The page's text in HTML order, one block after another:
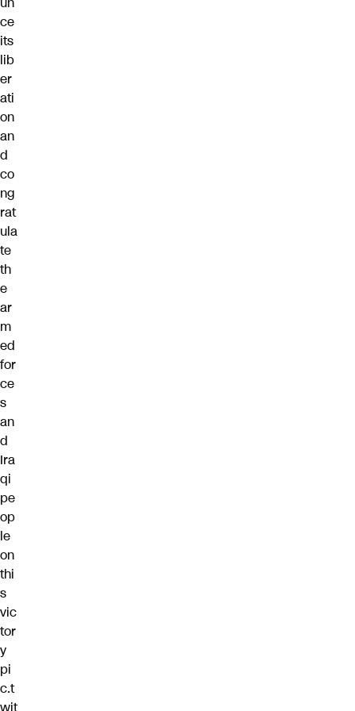
ce
its
lib
er
ati
on
an
d
co
ng
rat
ula
te
th
e
ar
m
ed
for
ce
s
an
d
Ira
qi
pe
op
le
on
thi
s
vic
tor
y
pi
c.t
wit